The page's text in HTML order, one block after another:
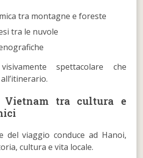
tra montagne e foreste
tra le nuvole
spettacolare che
tra cultura e
del viaggio conduce ad Hanoi,
cultura e vita locale.